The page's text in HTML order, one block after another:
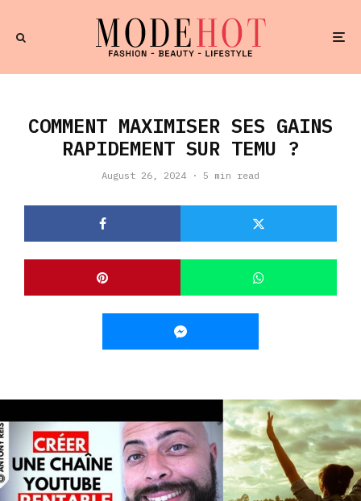
COMMENT MAXIMISER SES GAINS
RAPIDEMENT SUR TEMU ?
August 26, 2024 · 5 min read